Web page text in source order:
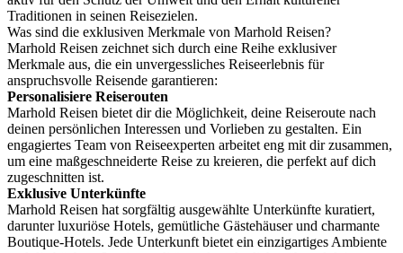
Traditionen in seinen Reisezielen.
Was sind die exklusiven Merkmale von Marhold Reisen?
Marhold Reisen zeichnet sich durch eine Reihe exklusiver
Merkmale aus, die ein unvergessliches Reiseerlebnis für
anspruchsvolle Reisende garantieren:
Personalisiere Reiserouten
Marhold Reisen bietet dir die Möglichkeit, deine Reiseroute nach
deinen persönlichen Interessen und Vorlieben zu gestalten. Ein
engagiertes Team von Reiseexperten arbeitet eng mit dir zusammen,
um eine maßgeschneiderte Reise zu kreieren, die perfekt auf dich
zugeschnitten ist.
Exklusive Unterkünfte
Marhold Reisen hat sorgfältig ausgewählte Unterkünfte kuratiert,
darunter luxuriöse Hotels, gemütliche Gästehäuser und charmante
Boutique-Hotels. Jede Unterkunft bietet ein einzigartiges Ambiente